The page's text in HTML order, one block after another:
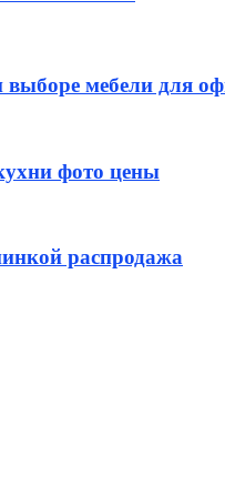
выборе мебели для
фото цены
распродажа